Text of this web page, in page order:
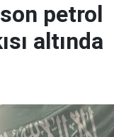
petrol
altında